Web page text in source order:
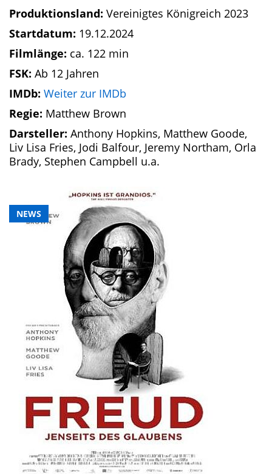
NEWS
Produktionsland: Vereinigtes Königreich 2023
Startdatum: 19.12.2024
Filmlänge: ca. 122 min
FSK: Ab 12 Jahren
IMDb: Weiter zur IMDb
Regie: Matthew Brown
Darsteller: Anthony Hopkins, Matthew Goode,
Liv Lisa Fries, Jodi Balfour, Jeremy Northam, Orla
Brady, Stephen Campbell u.a.